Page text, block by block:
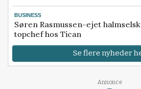
BUSINESS
Søren Rasmussen-ejet
topchef hos Tican
Se flere nyheder
Annonce